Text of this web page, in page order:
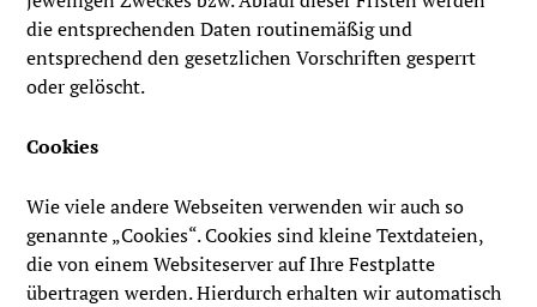
die entsprechenden Daten routinemäßig und
entsprechend den gesetzlichen Vorschriften gesperrt
oder gelöscht.
Cookies
Wie viele andere Webseiten verwenden wir auch so
genannte „Cookies“. Cookies sind kleine Textdateien,
die von einem Websiteserver auf Ihre Festplatte
übertragen werden. Hierdurch erhalten wir automatisch